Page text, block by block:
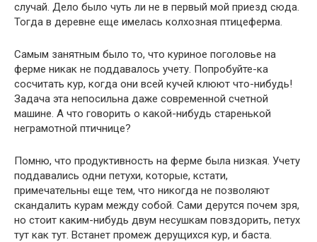
случай. Дело было чуть ли не в первый мой приезд сюда.
Тогда в деревне еще имелась колхозная птицеферма.
Самым занятным было то, что куриное поголовье на
ферме никак не поддавалось учету. Попробуйте-ка
сосчитать кур, когда они всей кучей клюют что-нибудь!
Задача эта непосильна даже современной счетной
машине. А что говорить о какой-нибудь старенькой
неграмотной птичнице?
Помню, что продуктивность на ферме была низкая. Учету
поддавались одни петухи, которые, кстати,
примечательны еще тем, что никогда не позволяют
скандалить курам между собой. Сами дерутся почем зря,
но стоит каким-нибудь двум несушкам повздорить, петух
тут как тут. Встанет промеж дерущихся кур, и баста.